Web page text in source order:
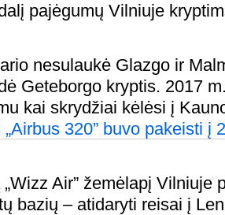
pajėgumų Vilniuje
nesulaukė Glazgo ir
Geteborgo kryptis. 2017
kai skrydžiai kėlėsi į
„Airbus 320” buvo pakeisti į
Air” žemėlapį Vilniuje
bazių – atidaryti reisai į